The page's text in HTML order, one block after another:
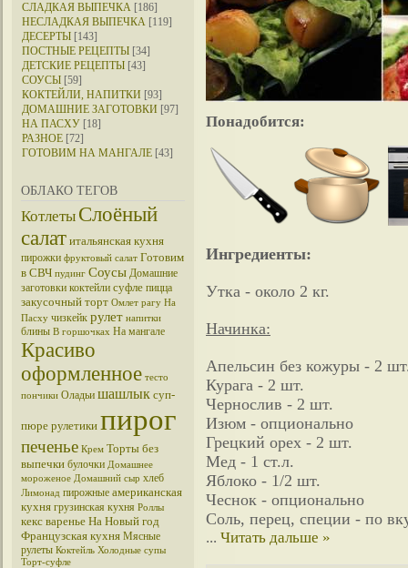
СЛАДКАЯ ВЫПЕЧКА [186]
НЕСЛАДКАЯ ВЫПЕЧКА [119]
ДЕСЕРТЫ [143]
ПОСТНЫЕ РЕЦЕПТЫ [34]
ДЕТСКИЕ РЕЦЕПТЫ [43]
СОУСЫ [59]
КОКТЕЙЛИ, НАПИТКИ [93]
ДОМАШНИЕ ЗАГОТОВКИ [97]
НА ПАСХУ [18]
РАЗНОЕ [72]
ГОТОВИМ НА МАНГАЛЕ [43]
ОБЛАКО ТЕГОВ
Котлеты Слоёный
салат итальянская кухня
пирожки фруктовый салат Готовим
в СВЧ пудинг Соусы Домашние
заготовки коктейли суфле пицца
закусочный торт Омлет рагу На
Пасху чизкейк рулет напитки
блины В горшочках На мангале
Красиво
оформленное тесто
пончики Оладьи шашлык суп-
пюре рулетики пирог
печенье Крем Торты без
выпечки булочки Домашнее
мороженое Домашний сыр хлеб
Лимонад пирожные американская
кухня грузинская кухня Роллы
кекс варенье На Новый год
Французская кухня Мясные
рулеты Коктейль Холодные супы
Торт-суфле
Понадобится:
Ингредиенты:
Утка - около 2 кг.
Начинка:
Апельсин без кожуры - 2
Курага - 2 шт.
Чернослив - 2 шт.
Изюм - опционально
Грецкий орех - 2 шт.
Мед - 1 ст.л.
Яблоко - 1/2 шт.
Чеснок - опционально
Соль, перец, специи - по
... Читать дальше »